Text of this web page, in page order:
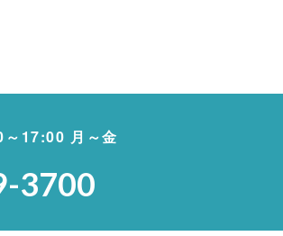
17:00 月～金
3700